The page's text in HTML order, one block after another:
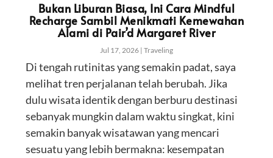
Bukan Liburan Biasa, Ini Cara Mindful
Recharge Sambil Menikmati Kemewahan
Alami di Pair’d Margaret River
Jul 17, 2026 | Traveling
Di tengah rutinitas yang semakin padat, saya
melihat tren perjalanan telah berubah. Jika
dulu wisata identik dengan berburu destinasi
sebanyak mungkin dalam waktu singkat, kini
semakin banyak wisatawan yang mencari
sesuatu yang lebih bermakna: kesempatan